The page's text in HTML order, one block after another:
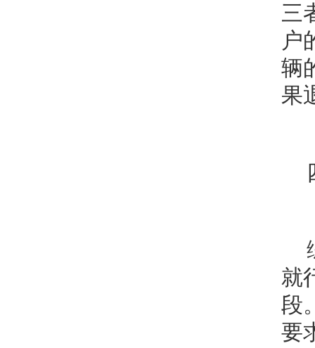
三
户
辆
果
就
段
要